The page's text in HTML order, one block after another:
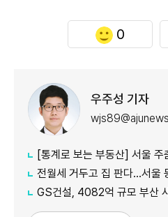
0
우주성 기자
[통계로 보는 부동산] 서울 주춤한 사이 경기 남
전월세 거두고 집 판다…서울 등
GS건설, 4082억 규모 부산